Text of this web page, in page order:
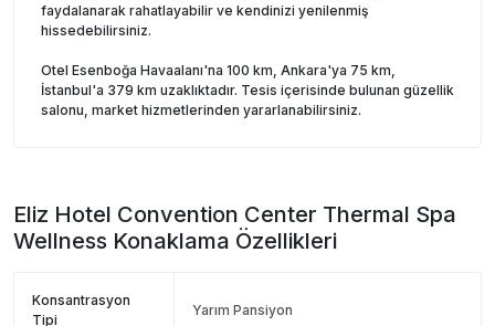
faydalanarak rahatlayabilir ve kendinizi yenilenmiş
hissedebilirsiniz.
Otel Esenboğa Havaalanı'na 100 km, Ankara'ya 75 km,
İstanbul'a 379 km uzaklıktadır. Tesis içerisinde bulunan güzellik
salonu, market hizmetlerinden yararlanabilirsiniz.
Eliz Hotel Convention Center Thermal Spa
Wellness Konaklama Özellikleri
Konsantrasyon
Tipi
Yarım Pansiyon